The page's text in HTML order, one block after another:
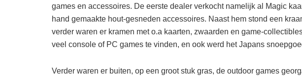
games en accessoires. De eerste dealer verkocht namelijk al Magic
hand gemaakte hout-gesneden accessoires. Naast hem stond een
verder waren er kramen met o.a kaarten, zwaarden en game-
veel console of PC games te vinden, en ook werd het Japans
Verder waren er buiten, op een groot stuk gras, de outdoor games